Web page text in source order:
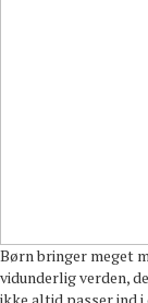
Børn bringer meget
vidunderlig verden,